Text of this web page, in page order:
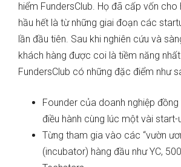
hiểm FundersClub. Họ đã cấp vốn cho
hầu hết là từ những giai đoạn các
lần đầu tiên. Sau khi nghiên cứu và
khách hàng được coi là tiềm năng
FundersClub có những đặc điểm như
Founder của doanh nghiệp
điều hành cùng lúc một vài
Từng tham gia vào các “vườn
(incubator) hàng đầu như YC,